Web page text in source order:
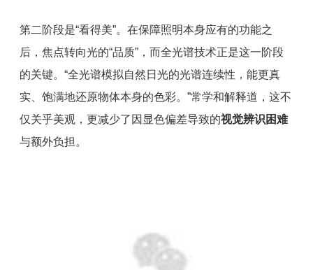
第二阶段是“看得美”。在保障照明本身应有的功能之
后，焦点转向光的“品质”，而全光谱技术正是这一阶段
的关键。“全光谱模拟自然日光的光谱连续性，能更真
实、饱满地还原物体本身的色彩。”常学和解释道，这不
仅关乎美观，更减少了因显色偏差导致的视觉辨识困难
与额外负担。